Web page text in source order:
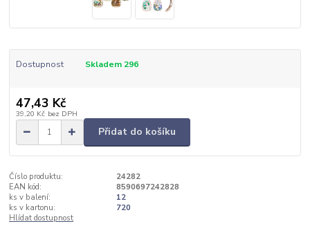
Dostupnost Skladem 296
47,43 Kč
39,20 Kč bez DPH
Přidat do košíku
Číslo produktu:
24282
EAN kód:
8590697242828
ks v balení:
12
ks v kartonu:
720
Hlídat dostupnost